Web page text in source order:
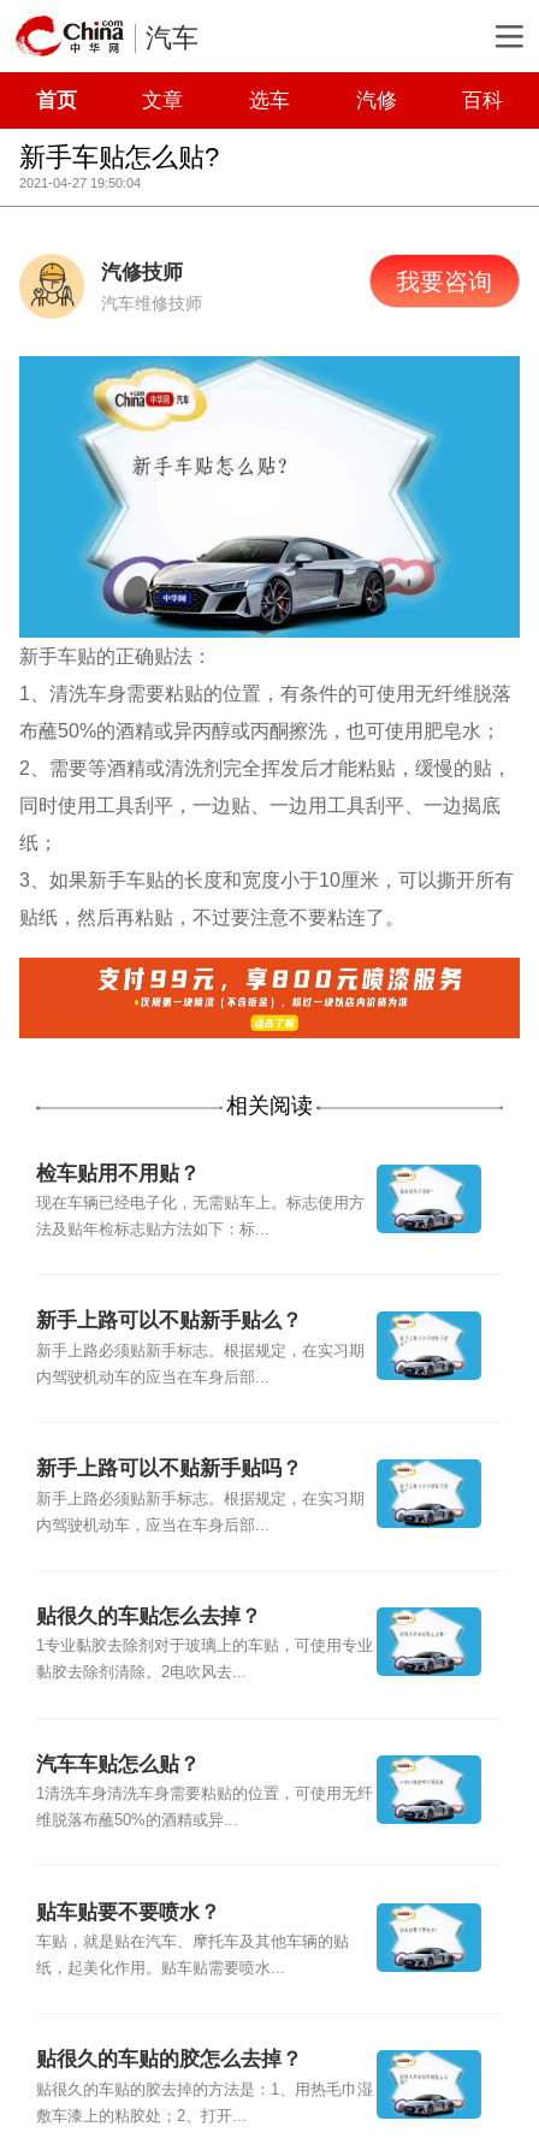
汽车
首页 文章 选车 汽修 百科
新手车贴怎么贴?
2021-04-27 19:50:04
汽修技师
汽车维修技师
我要咨询
新手车贴的正确贴法：
1、清洗车身需要粘贴的位置，有条件的可使用无纤维脱落
布蘸50%的酒精或异丙醇或丙酮擦洗，也可使用肥皂水；
2、需要等酒精或清洗剂完全挥发后才能粘贴，缓慢的贴，
同时使用工具刮平，一边贴、一边用工具刮平、一边揭底
纸；
3、如果新手车贴的长度和宽度小于10厘米，可以撕开所有
贴纸，然后再粘贴，不过要注意不要粘连了。
相关阅读
检车贴用不用贴？
现在车辆已经电子化，无需贴车上。标志使用方
法及贴年检标志贴方法如下：标...
新手上路可以不贴新手贴么？
新手上路必须贴新手标志。根据规定，在实习期
内驾驶机动车的应当在车身后部...
新手上路可以不贴新手贴吗？
新手上路必须贴新手标志。根据规定，在实习期
内驾驶机动车，应当在车身后部...
贴很久的车贴怎么去掉？
1专业黏胶去除剂对于玻璃上的车贴，可使用专业
黏胶去除剂清除。2电吹风去...
汽车车贴怎么贴？
1清洗车身清洗车身需要粘贴的位置，可使用无纤
维脱落布蘸50%的酒精或异...
贴车贴要不要喷水？
车贴，就是贴在汽车、摩托车及其他车辆的贴
纸，起美化作用。贴车贴需要喷水...
贴很久的车贴的胶怎么去掉？
贴很久的车贴的胶去掉的方法是：1、用热毛巾湿
敷车漆上的粘胶处；2、打开...